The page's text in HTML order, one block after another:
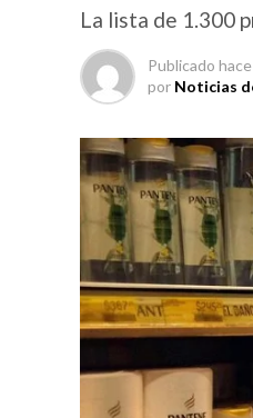
La lista de 1.300
Publicado
por Noticias